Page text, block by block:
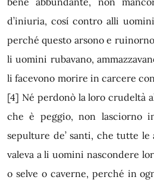
d’iniuria, cosí contro alli
perché questo arsono e
li uomini rubavano,
li facevono morire in carcere
[4] Né perdonò la loro crudeltà
che è peggio, non lasciorno
sepulture de’ santi, che tutte le
valeva a li uomini nascondere
o selve o caverne, perché in